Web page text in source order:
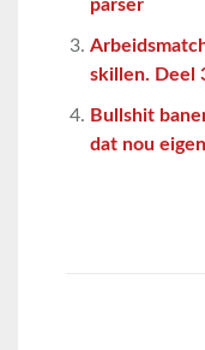
parser
skillen. Deel
Bullshit
dat nou